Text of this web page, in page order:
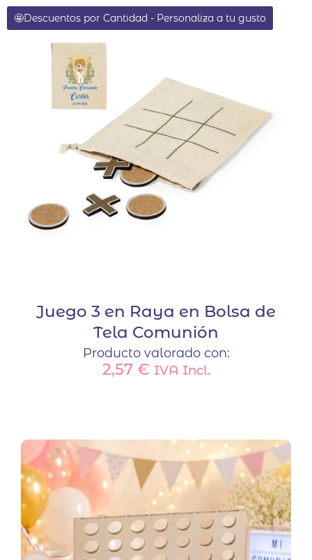
tiene
múltiples
se
pueden
elegir
en
la
página
de
producto
🤩Descuentos por Cantidad - Personaliza a tu gusto
Juego 3 en Raya en Bolsa de
Tela Comunión
Producto valorado con:
2,57 € IVA Incl.